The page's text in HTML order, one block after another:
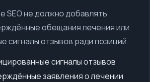
SEO не должно добавлять
обещания лечения или
сигналы отзывов ради позиций.
сигналы отзывов
заявления о лечении